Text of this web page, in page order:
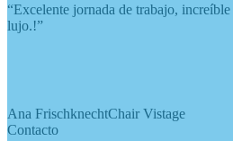
“Excelente jornada de trabajo,
lujo.!”
Ana FrischknechtChair Vistage
Contacto